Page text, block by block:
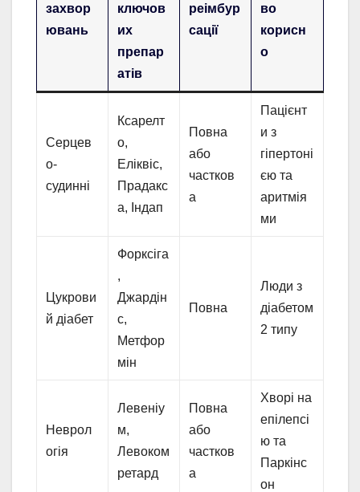
захвор
ювань
ключов
их
препар
атів
реімбур
сації
во
корисн
о
Серцев
о-
судинні
Ксарелт
о,
Еліквіс,
Прадакс
а, Індап
Повна
або
частков
а
Пацієнт
и з
гіпертоні
єю та
аритмія
ми
Цукрови
й діабет
Форксіга
,
Джардін
с,
Метфор
мін
Повна
Люди з
діабетом
2 типу
Неврол
огія
Левеніу
м,
Левоком
ретард
Повна
або
частков
а
Хворі на
епілепсі
ю та
Паркінс
он